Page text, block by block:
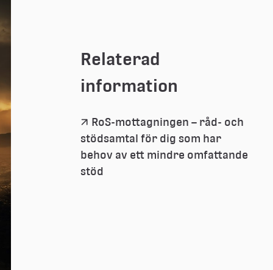
Relaterad
information
RoS-mottagningen – råd- och
stödsamtal för dig som har
behov av ett mindre omfattande
stöd